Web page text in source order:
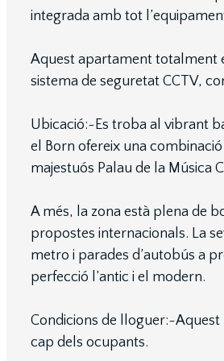
integrada amb tot
Aquest apartament totalment
sistema de seguretat CCTV,
Ubicació:~Es troba al vibrant
el Born ofereix una
majestuós Palau de la Música
A més, la zona està plena de
propostes internacionals. La
metro i parades d’autobús a
perfecció l’antic i el modern.
Condicions de
cap dels ocupants.